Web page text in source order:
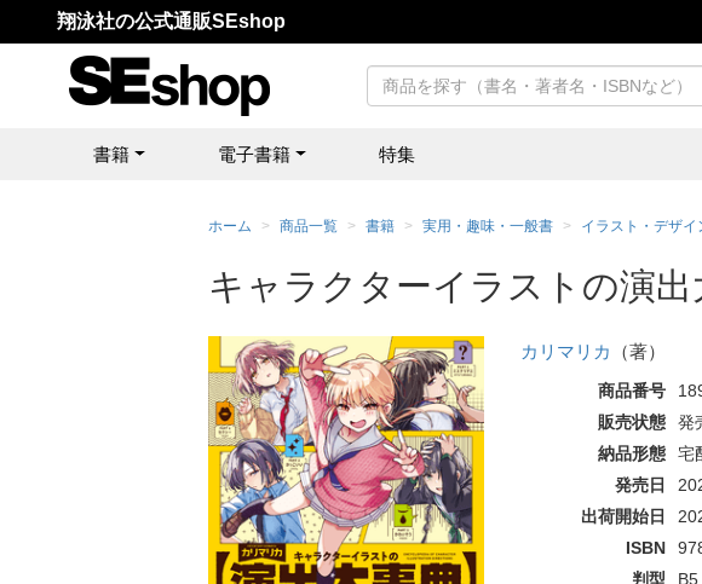
翔泳社の公式通販SEshop
書籍 電子書籍 特集
ホーム 商品一覧 書籍 実用・趣味・一般書 イラスト・デザイ
キャラクターイラストの演出
カリマリカ （著）
商品番号
販売状態
発
納品形態
宅
発売日
出荷開始日
ISBN
判型
B5